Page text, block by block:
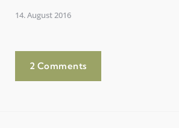
14. August 2016
2 Comments